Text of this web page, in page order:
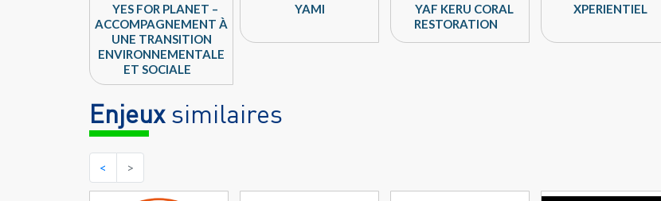
YES FOR PLANET –
ACCOMPAGNEMENT À
UNE TRANSITION
ENVIRONNEMENTALE
ET SOCIALE
YAMI
YAF KERU CORAL
RESTORATION
XPERIENTIEL
Enjeuxsimilaires
< >